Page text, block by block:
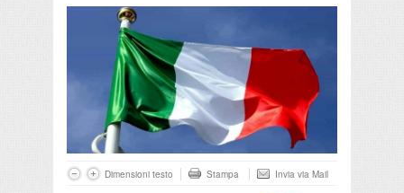
Dimensioni testo Stampa Invia via Mail